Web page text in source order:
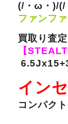
(/・ω・)/
ファンフ
買取り査
【
イン
コンパク